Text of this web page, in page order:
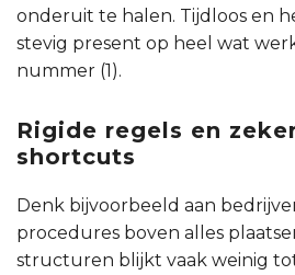
onderuit te halen. Tijdloos en
stevig present op heel wat
nummer (1).
Rigide regels en
shortcuts
Denk bijvoorbeeld aan
procedures boven alles
structuren blijkt vaak weinig